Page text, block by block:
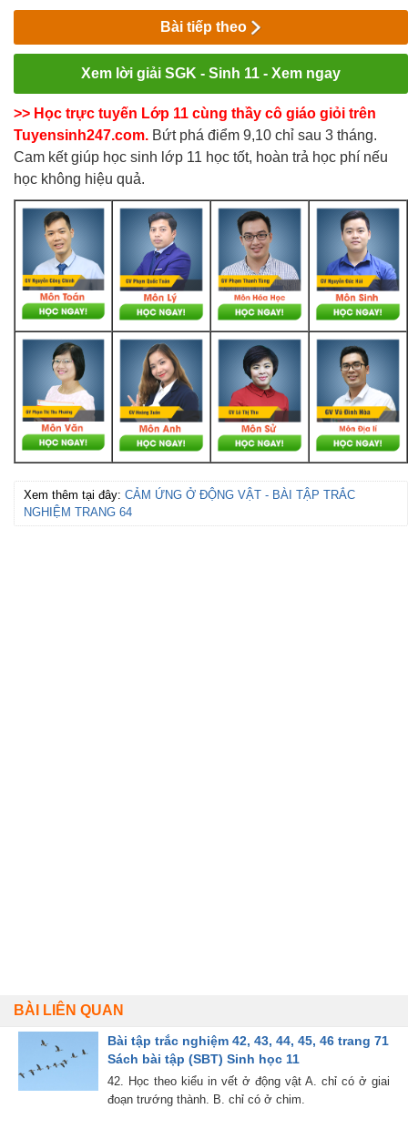
Bài tiếp theo
Xem lời giải SGK - Sinh 11 - Xem ngay
>> Học trực tuyến Lớp 11 cùng thầy cô giáo giỏi trên
Tuyensinh247.com. Bứt phá điểm 9,10 chỉ sau 3 tháng.
Cam kết giúp học sinh lớp 11 học tốt, hoàn trả học phí nếu
học không hiệu quả.
Xem thêm tại đây: CẢM ỨNG Ở ĐỘNG VẬT - BÀI TẬP TRẮC
NGHIỆM TRANG 64
BÀI LIÊN QUAN
Bài tập trắc nghiệm 42, 43, 44, 45, 46 trang 71
Sách bài tập (SBT) Sinh học 11
42. Học theo kiểu in vết ở động vật A. chỉ có ở giai
đoạn trướng thành. B. chỉ có ở chim.